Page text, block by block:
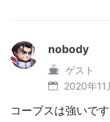
nobody
ゲスト
2020年11
コーブスは強いで